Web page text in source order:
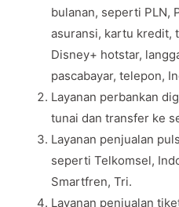
bulanan, seperti PLN,
asuransi, kartu kredit,
Disney+ hotstar,
pascabayar, telepon,
Layanan perbankan
tunai dan transfer ke
Layanan penjualan
seperti Telkomsel,
Smartfren, Tri.
Layanan penjualan